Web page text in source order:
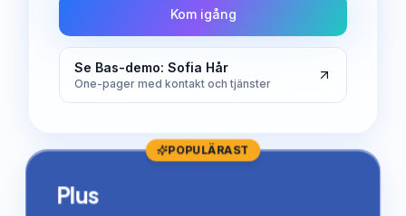
Kom igång
Se Bas-demo: Sofia Hår
One-pager med kontakt och tjänster
POPULÄRAST
Plus